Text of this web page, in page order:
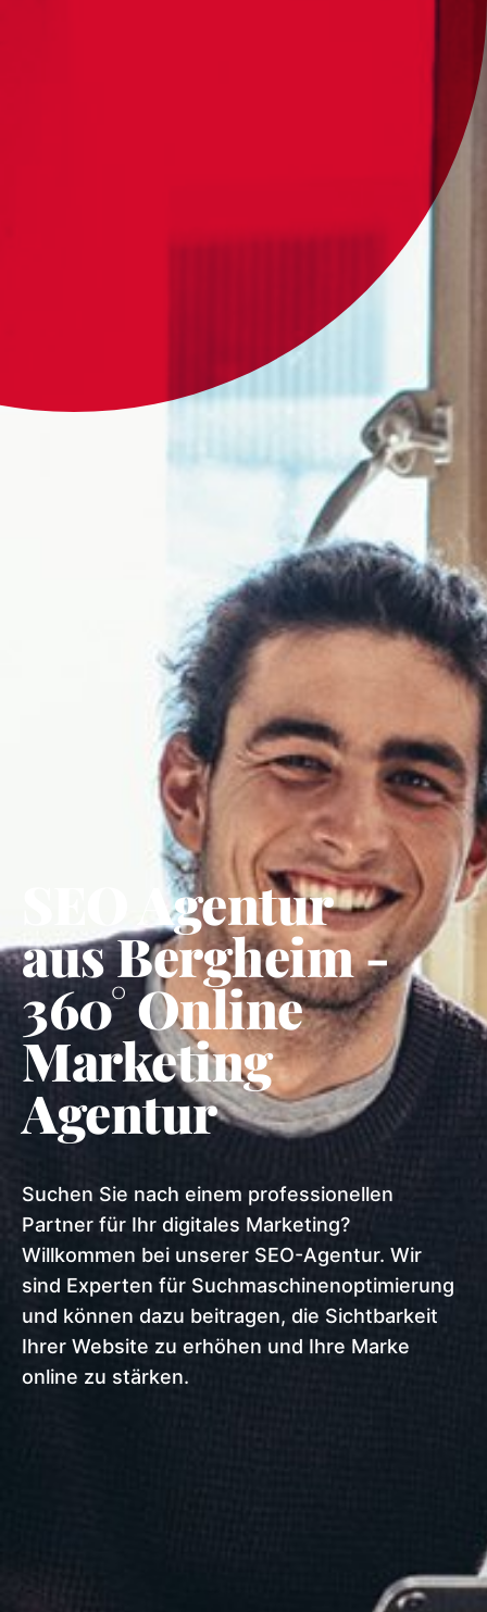
SEO Agentur
aus Bergheim -
360° Online
Marketing
Agentur
Suchen Sie nach einem professionellen
Partner für Ihr digitales Marketing?
Willkommen bei unserer SEO-Agentur. Wir
sind Experten für Suchmaschinenoptimierung
und können dazu beitragen, die Sichtbarkeit
Ihrer Website zu erhöhen und Ihre Marke
online zu stärken.